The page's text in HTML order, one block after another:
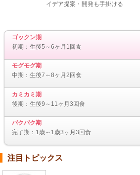
イデア提案・開発も手掛ける
ゴックン期
初期：生後5～6ヶ月1回食
モグモグ期
中期：生後7～8ヶ月2回食
カミカミ期
後期：生後9～11ヶ月3回食
パクパク期
完了期：1歳～1歳3ヶ月3回食
注目トピックス